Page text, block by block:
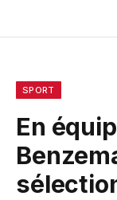
SPORT
En